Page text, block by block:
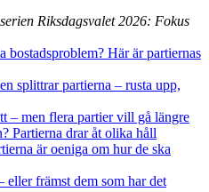
Riksdagsvalet 2026: Fokus
bostadsproblem? Här är partiernas
splittrar partierna – rusta upp,
– men flera partier vill gå längre
Partierna drar åt olika håll
är oeniga om hur de ska
eller främst dem som har det